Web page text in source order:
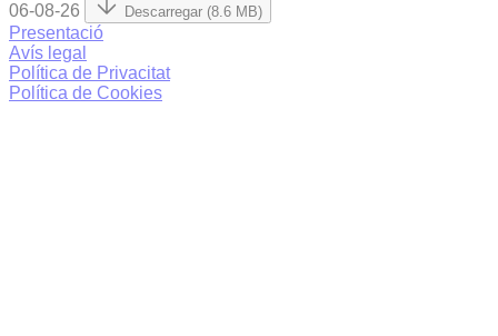
06-08-26 Descarregar (8.6 MB)
Presentació
Avís legal
Política de Privacitat
Política de Cookies